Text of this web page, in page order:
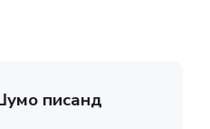
писанд